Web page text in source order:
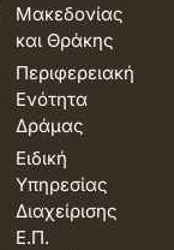
Μακεδονίας
και Θράκης
Περιφερειακή
Ενότητα
Δράμας
Ειδική
Υπηρεσίας
Διαχείρισης
Ε.Π.